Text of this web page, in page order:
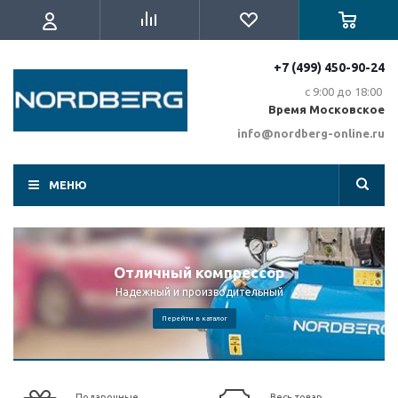
+7 (499) 450-90-24
с 9:00 до 18:00
Время Московское
info@nordberg-online.ru
МЕНЮ
Отличный компрессор
Надежный и производительный
Перейти в каталог